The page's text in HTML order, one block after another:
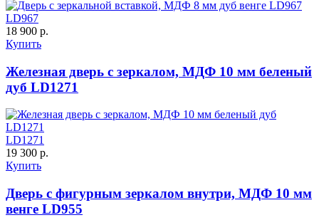
К-35 С
LD967
18 900 р.
Купить
Железная дверь с зеркалом, МДФ 10 мм беленый
дуб LD1271
LD1271
19 300 р.
Купить
Дверь с фигурным зеркалом внутри, МДФ 10 мм
венге LD955